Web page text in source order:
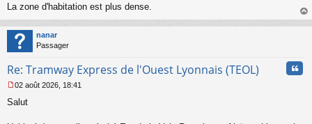
s
a
g
e
o
l
u
La zone d'habitation est plus dense.
au
nanar
Passager
Re: Tramway Express de l'Ouest Lyonnais (TEOL)
e
02 août 2026, 18:41
Salut